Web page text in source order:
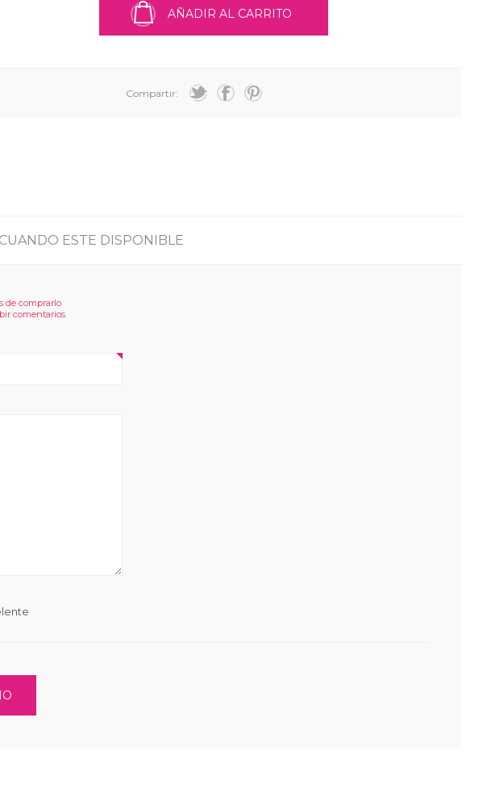
AÑADIR AL CARRITO
Compartir:
ESTE DISPONIBLE
de comprarlo
comentarios